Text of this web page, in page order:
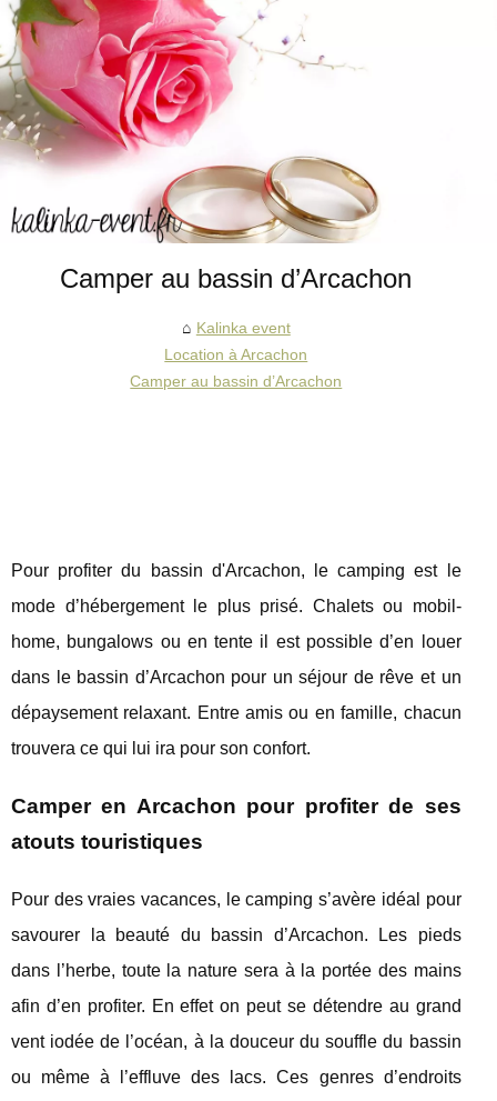
Camper au bassin d’Arcachon
Kalinka event
Location à Arcachon
Camper au bassin d’Arcachon
Pour profiter du bassin d'Arcachon, le camping est le
mode d’hébergement le plus prisé. Chalets ou mobil-
home, bungalows ou en tente il est possible d’en louer
dans le bassin d’Arcachon pour un séjour de rêve et un
dépaysement relaxant. Entre amis ou en famille, chacun
trouvera ce qui lui ira pour son confort.
Camper en Arcachon pour profiter de ses
atouts touristiques
Pour des vraies vacances, le camping s’avère idéal pour
savourer la beauté du bassin d’Arcachon. Les pieds
dans l’herbe, toute la nature sera à la portée des mains
afin d’en profiter. En effet on peut se détendre au grand
vent iodée de l’océan, à la douceur du souffle du bassin
ou même à l’effluve des lacs. Ces genres d’endroits